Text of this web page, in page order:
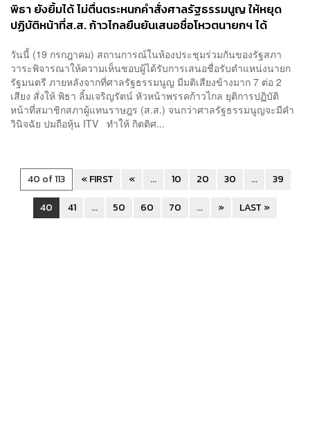
พิธา ยังยิ้มได้ ไม่ตื่นตระหนกคำสั่งศาลรัฐธรรมนูญ ให้หยุด
ปฏิบัติหน้าที่ส.ส. ก้าวไกลยืนยันเสนอชื่อโหวตนายกฯ ได้
วันนี้ (19 กรกฎาคม) สถานการณ์ในห้องประชุมร่วมกันของรัฐสภา
วาระพิจารณาให้ความเห็นชอบผู้ได้รับการเสนอชื่อรับตำแหน่งนายก
รัฐมนตรี ภายหลังจากที่ศาลรัฐธรรมนูญ มีมติเสียงข้างมาก 7 ต่อ 2
เสียง สั่งให้ พิธา ลิ้มเจริญรัตน์ หัวหน้าพรรคก้าวไกล ยุติการปฏิบัติ
หน้าที่สมาชิกสภาผู้แทนราษฎร (ส.ส.) จนกว่าศาลรัฐธรรมนูญจะมีคำ
วินิจฉัย ปมถือหุ้น ITV ทำให้ กิตติศ...
40 of 113 « FIRST « ... 10 20 30 ...
39
40
41 ... 50 60 70 ... » LAST »